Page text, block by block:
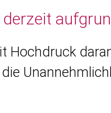
Hochdruck